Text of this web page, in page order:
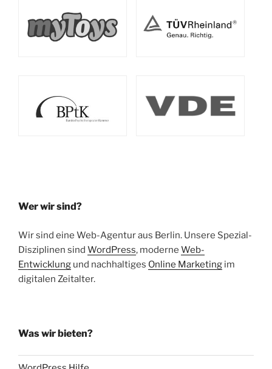
Wer wir sind?
Wir sind eine Web-Agentur aus Berlin. Unsere Spezial-
Disziplinen sind WordPress, moderne Web-
Entwicklung und nachhaltiges Online Marketing im
digitalen Zeitalter.
Was wir bieten?